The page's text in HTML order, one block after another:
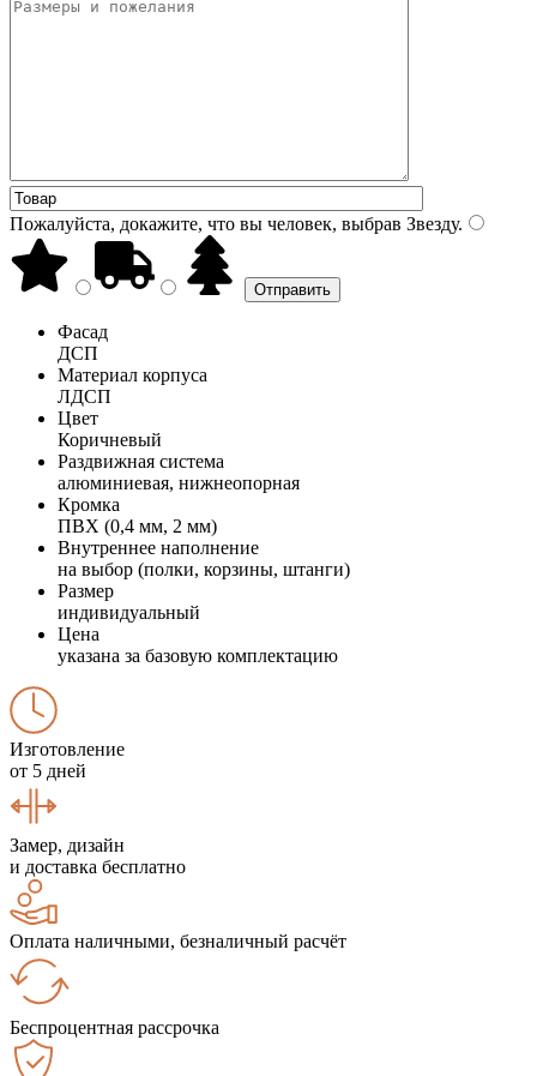
Пожалуйста, докажите, что вы человек, выбрав Звезду.
Фасад
ДСП
Материал корпуса
ЛДСП
Цвет
Коричневый
Раздвижная система
алюминиевая, нижнеопорная
Кромка
ПВХ (0,4 мм, 2 мм)
Внутреннее наполнение
на выбор (полки, корзины, штанги)
Размер
индивидуальный
Цена
указана за базовую комплектацию
Изготовление
от 5 дней
Замер, дизайн
и доставка бесплатно
Оплата наличными, безналичный расчёт
Беспроцентная рассрочка